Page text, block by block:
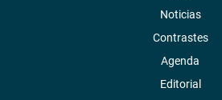
Noticias
Contrastes
Agenda
Editorial